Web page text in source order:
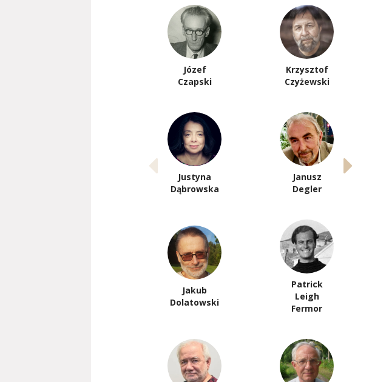
Józef
Czapski
Krzysztof
Czyżewski
Justyna
Dąbrowska
Janusz
Degler
Jakub
Dolatowski
Patrick
Leigh
Fermor